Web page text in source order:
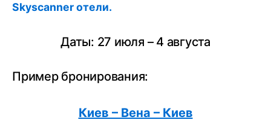
Skyscanner отели.
Даты: 27 июля – 4 августа
Пример бронирования:
Киев – Вена – Киев